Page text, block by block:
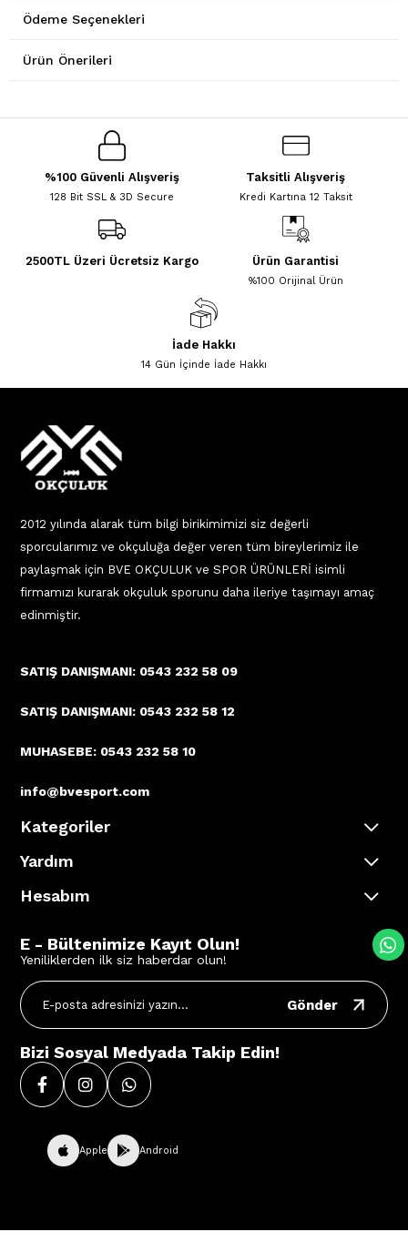
Ödeme Seçenekleri
Ürün Önerileri
%100 Güvenli Alışveriş
128 Bit SSL & 3D Secure
Taksitli Alışveriş
Kredi Kartına 12 Taksit
2500TL Üzeri Ücretsiz Kargo Ürün Garantisi
%100 Orijinal Ürün
İade Hakkı
14 Gün İçinde İade Hakkı
2012 yılında alarak tüm bilgi birikimimizi siz değerli
sporcularımız ve okçuluğa değer veren tüm bireylerimiz ile
paylaşmak için BVE OKÇULUK ve SPOR ÜRÜNLERİ isimli
firmamızı kurarak okçuluk sporunu daha ileriye taşımayı amaç
edinmiştir.
SATIŞ DANIŞMANI: 0543 232 58 09
SATIŞ DANIŞMANI: 0543 232 58 12
MUHASEBE: 0543 232 58 10
info@bvesport.com
Kategoriler
Yardım
Hesabım
E - Bültenimize Kayıt Olun!
Yeniliklerden ilk siz haberdar olun!
Gönder
Bizi Sosyal Medyada Takip Edin!
Apple Android